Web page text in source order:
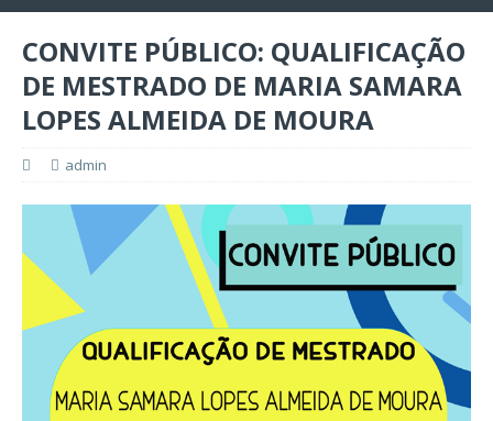
CONVITE PÚBLICO: QUALIFICAÇÃO
DE MESTRADO DE MARIA SAMARA
LOPES ALMEIDA DE MOURA
admin